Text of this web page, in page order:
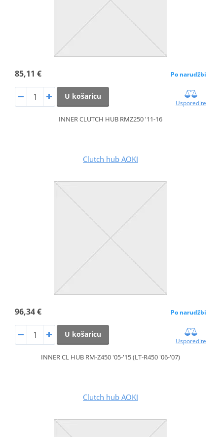
85,11 € Po narudžbi
U košaricu
Usporedite
INNER CLUTCH HUB RMZ250 '11-16
Clutch hub AOKI
96,34 € Po narudžbi
U košaricu
Usporedite
INNER CL HUB RM-Z450 '05-'15 (LT-R450 '06-'07)
Clutch hub AOKI